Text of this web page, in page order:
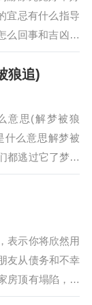
宜忌有什么指导
么回事和吉凶预
向成功的路上会
狼追)
意思(解梦被狼
什么意思解梦被
都逃过它了梦见
梦见蛇和狼追我
是什么意思呢，
梦境解析上学
的人…
表示你将欣然用
友从债务和不幸
房顶有塌陷，预
度放纵，将更多